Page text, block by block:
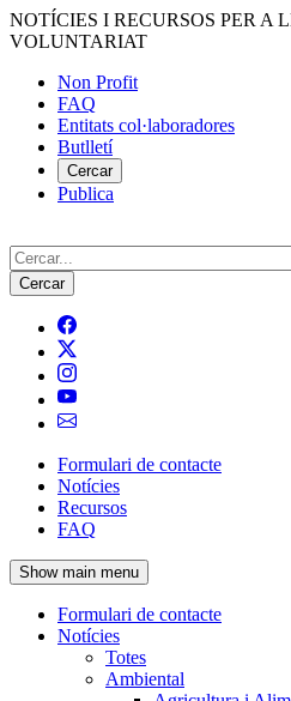
Vés
al
NOTÍCIES I RECURSOS PER A
VOLUNTARIAT
Menú
del
compte
d'usuari
Non Profit
FAQ
Entitats col·laboradores
Butlletí
Cercar
Publica
Cerca
Navegació
principal
de
l'encapçalament
Formulari de contacte
Notícies
Recursos
FAQ
Show main menu
Navegació
principal
Formulari de contacte
Notícies
Totes
Ambiental